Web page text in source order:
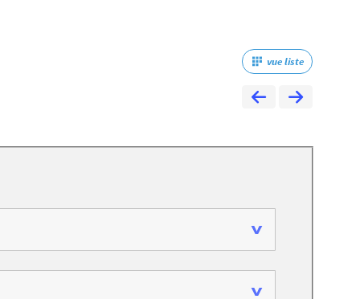
vue liste